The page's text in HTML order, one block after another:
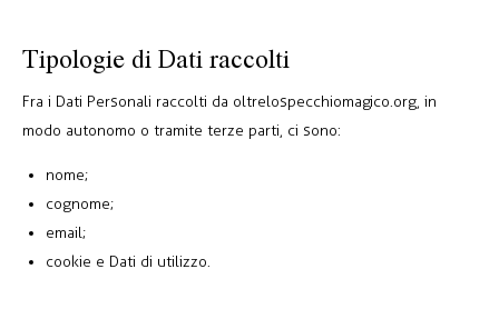
Tipologie di Dati raccolti
Fra i Dati Personali raccolti da oltrelospecchiomagico.org, in
modo autonomo o tramite terze parti, ci sono:
nome;
cognome;
email;
cookie e Dati di utilizzo.